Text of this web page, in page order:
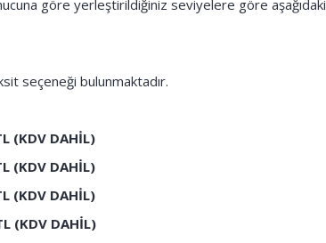
göre yerleştirildiğiniz seviyelere göre aşağıdaki
seçeneği bulunmaktadır.
(KDV DAHİL)
(KDV DAHİL)
(KDV DAHİL)
(KDV DAHİL)